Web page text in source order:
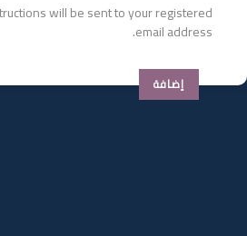
will be sent to your registered
email address.